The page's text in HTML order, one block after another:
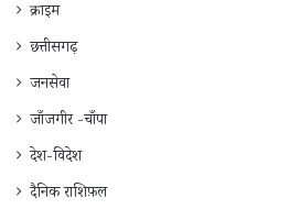
क्राइम
छत्तीसगढ़
जनसेवा
जाँजगीर -चाँपा
देश-विदेश
दैनिक राशिफ़ल